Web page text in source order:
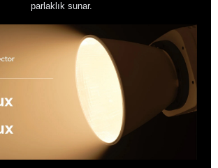
parlaklık sunar.